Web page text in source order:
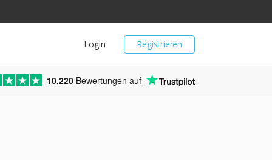
Registrieren
Login
10,220 Bewertungen auf